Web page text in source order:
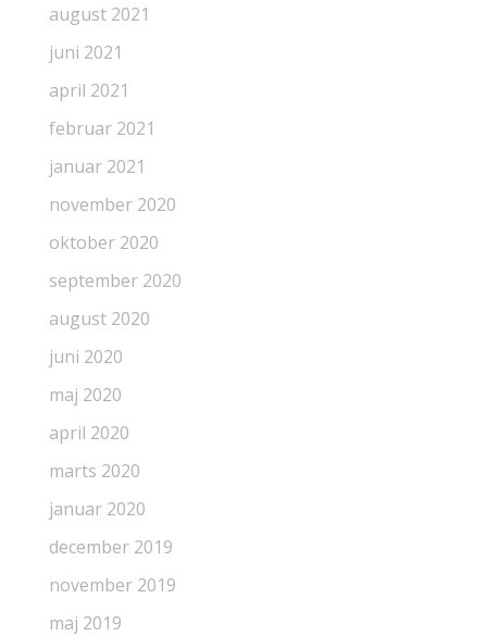
august 2021
juni 2021
april 2021
februar 2021
januar 2021
november 2020
oktober 2020
september 2020
august 2020
juni 2020
maj 2020
april 2020
marts 2020
januar 2020
december 2019
november 2019
maj 2019